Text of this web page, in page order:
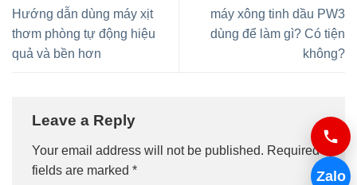
Hướng dẫn dùng máy xịt
thơm phòng tự động hiệu
quả và bền hơn
máy xông tinh dầu PW3
dùng để làm gì? Có tiện
không?
Leave a Reply
Your email address will not be published. Required
fields are marked * Zalo